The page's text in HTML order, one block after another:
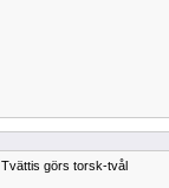
Tvättis görs torsk-tvål